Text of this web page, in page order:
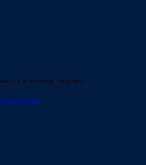
con le istruzioni necessarie.
Spaggiari